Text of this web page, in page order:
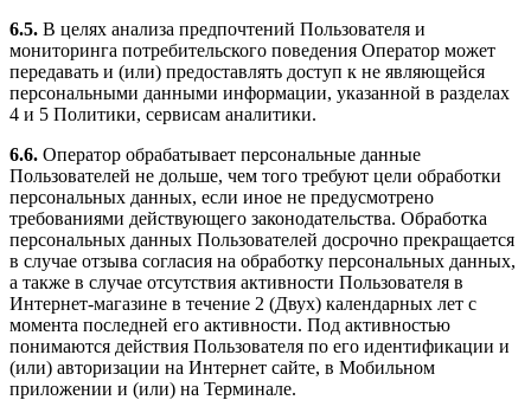
6.5. В целях анализа предпочтений Пользователя и
мониторинга потребительского поведения Оператор может
передавать и (или) предоставлять доступ к не являющейся
персональными данными информации, указанной в разделах
4 и 5 Политики, сервисам аналитики.
6.6. Оператор обрабатывает персональные данные
Пользователей не дольше, чем того требуют цели обработки
персональных данных, если иное не предусмотрено
требованиями действующего законодательства. Обработка
персональных данных Пользователей досрочно прекращается
в случае отзыва согласия на обработку персональных данных,
а также в случае отсутствия активности Пользователя в
Интернет-магазине в течение 2 (Двух) календарных лет с
момента последней его активности. Под активностью
понимаются действия Пользователя по его идентификации и
(или) авторизации на Интернет сайте, в Мобильном
приложении и (или) на Терминале.